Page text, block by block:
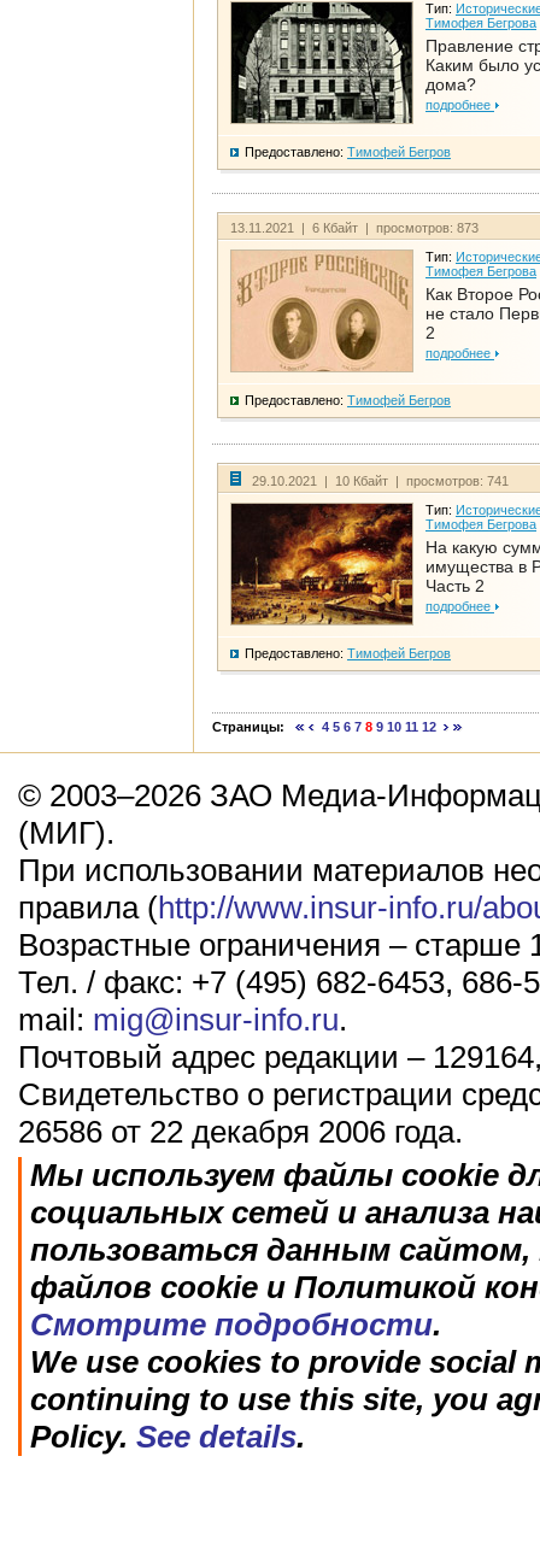
Тип:
Тимофея Бегрова
Правление
Каким было
дома?
подробнее
Предоставлено: Тимофей Бегров
13.11.2021 | 6 Кбайт | просмотров: 873
Тип:
Тимофея Бегрова
Как Второе
не стало
2
подробнее
Предоставлено: Тимофей Бегров
29.10.2021 | 10 Кбайт | просмотров: 741
Тип:
Тимофея Бегрова
На какую
имущества в
Часть 2
подробнее
Предоставлено: Тимофей Бегров
Страницы: 4 5 6 7 8 9 10 11 12
© 2003–2026 ЗАО Медиа-
(МИГ).
При использовании материалов
правила (http://www.insur-info.ru/
Возрастные ограничения – старше
Тел. / факс: +7 (495) 682-6453, 686-
mail: mig@insur-info.ru.
Почтовый адрес редакции –
Свидетельство о регистрации
26586 от 22 декабря 2006 года.
Мы используем файлы cookie
социальных сетей и анализа
пользоваться данным
файлов cookie и Политикой
Смотрите подробности.
We use cookies to provide social
continuing to use this site, you
Policy. See details.